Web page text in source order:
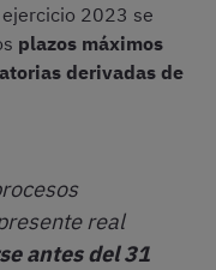
2023 se
plazos máximos
derivadas de
real
antes del 31